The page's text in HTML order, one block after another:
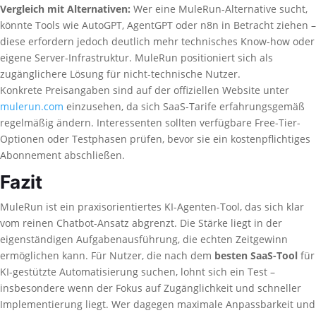
Vergleich mit Alternativen: Wer eine MuleRun-Alternative sucht,
könnte Tools wie AutoGPT, AgentGPT oder n8n in Betracht ziehen –
diese erfordern jedoch deutlich mehr technisches Know-how oder
eigene Server-Infrastruktur. MuleRun positioniert sich als
zugänglichere Lösung für nicht-technische Nutzer.
Konkrete Preisangaben sind auf der offiziellen Website unter
mulerun.com einzusehen, da sich SaaS-Tarife erfahrungsgemäß
regelmäßig ändern. Interessenten sollten verfügbare Free-Tier-
Optionen oder Testphasen prüfen, bevor sie ein kostenpflichtiges
Abonnement abschließen.
Fazit
MuleRun ist ein praxisorientiertes KI-Agenten-Tool, das sich klar
vom reinen Chatbot-Ansatz abgrenzt. Die Stärke liegt in der
eigenständigen Aufgabenausführung, die echten Zeitgewinn
ermöglichen kann. Für Nutzer, die nach dem besten SaaS-Tool für
KI-gestützte Automatisierung suchen, lohnt sich ein Test –
insbesondere wenn der Fokus auf Zugänglichkeit und schneller
Implementierung liegt. Wer dagegen maximale Anpassbarkeit und